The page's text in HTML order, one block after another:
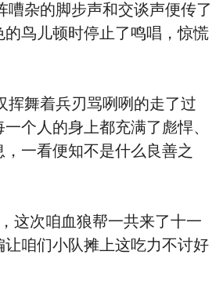
杂的脚步声和交谈声便传了
鸟儿顿时停止了鸣唱，惊慌
舞着兵刃骂咧咧的走了过
个人的身上都充满了彪悍、
一看便知不是什么良善之
这次咱血狼帮一共来了十一
咱们小队摊上这吃力不讨好